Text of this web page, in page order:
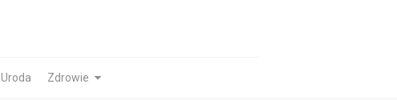
Uroda Zdrowie